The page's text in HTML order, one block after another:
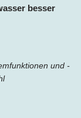
besser
und -